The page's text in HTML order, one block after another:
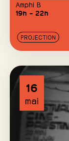
Amphi B
19h – 22h
PROJECTION
16
mai